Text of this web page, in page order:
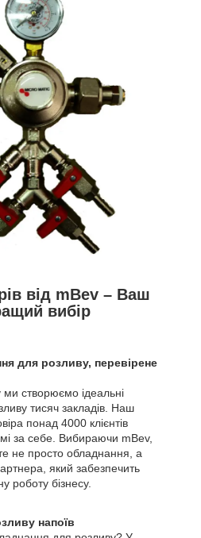
від mBev – Ваш
вибір
для розливу, перевірене
створюємо ідеальні
тисяч закладів. Наш
понад 4000 клієнтів
за себе. Вибираючи mBev,
не просто обладнання, а
який забезпечить
роботу бізнесу.
напоїв